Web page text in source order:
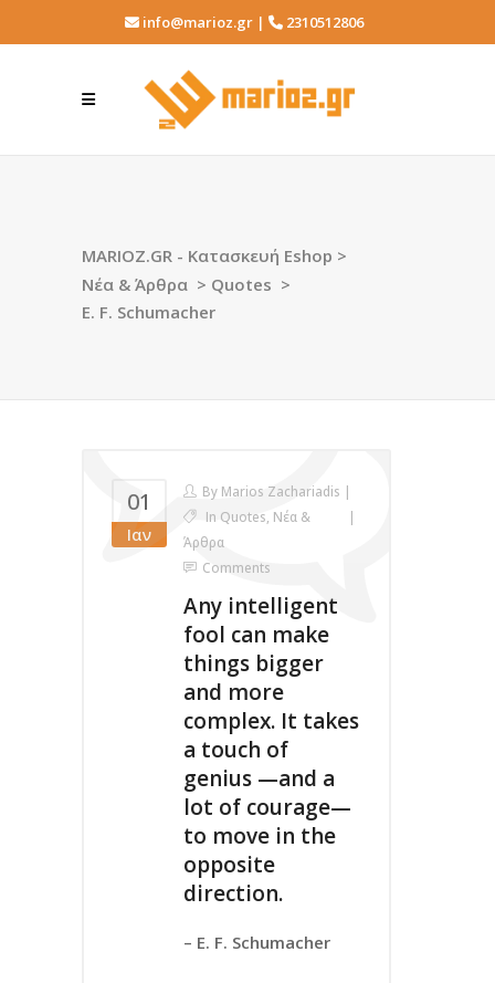
info@marioz.gr | 2310512806
MARIOZ.GR - Κατασκευή Eshop >
Νέα & Άρθρα > Quotes >
E. F. Schumacher
01
Ιαν
By Marios Zachariadis
In Quotes, Νέα &
Άρθρα
Comments
Any intelligent
fool can make
things bigger
and more
complex. It takes
a touch of
genius —and a
lot of courage—
to move in the
opposite
direction.
– E. F. Schumacher